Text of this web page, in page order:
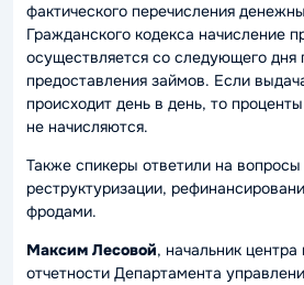
фактического перечисления
Гражданского кодекса начисление
осуществляется со следующего дня
предоставления займов. Если
происходит день в день, то
не начисляются.
Также спикеры ответили на вопросы
реструктуризации,
фродами.
Максим Лесовой, начальник центра
отчетности Департамента